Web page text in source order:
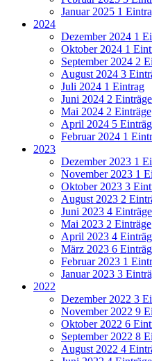
Januar 2025 1
2024
Dezember 2024 1
Oktober 2024 1
September 2024 2
August 2024 3
Juli 2024 1 Eintrag
Juni 2024 2 Einträge
Mai 2024 2 Einträge
April 2024 5
Februar 2024 1
2023
Dezember 2023 1
November 2023 1
Oktober 2023 3
August 2023 2
Juni 2023 4 Einträge
Mai 2023 2 Einträge
April 2023 4
März 2023 6
Februar 2023 1
Januar 2023 3
2022
Dezember 2022 3
November 2022 9
Oktober 2022 6
September 2022 8
August 2022 4